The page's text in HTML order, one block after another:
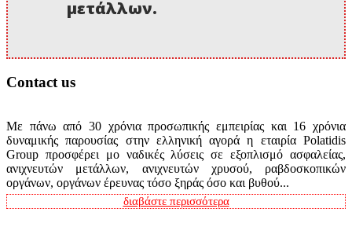
μετάλλων.
Contact us
Με πάνω από 30 χρόνια προσωπικής εμπειρίας και 16 χρόνια
δυναμικής παρουσίας στην ελληνική αγορά η εταιρία Polatidis
Group προσφέρει μο ναδικές λύσεις σε εξοπλισμό ασφαλείας,
ανιχνευτών μετάλλων, ανιχνευτών χρυσού, ραβδοσκοπικών
οργάνων, οργάνων έρευνας τόσο ξηράς όσο και βυθού...
διαβάστε περισσότερα